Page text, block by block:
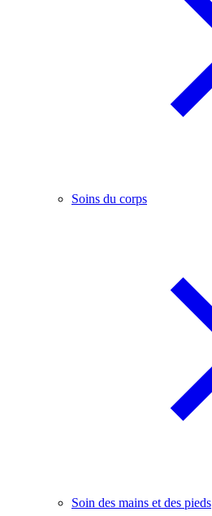
Soins du corps
Soin des mains et des pieds